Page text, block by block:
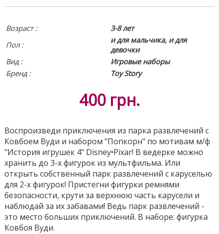
Возраст :
3-8 лет
Пол :
и для мальчика, и для
девочки
Вид :
Игровые наборы
Бренд :
Toy Story
400 грн.
Воспроизведи приключения из парка развлечений с
Ковбоем Вуди и набором "Попкорн" по мотивам м/ф
"История игрушек 4" Disney•Pixar! В ведерке можно
хранить до 3-х фигурок из мультфильма. Или
открыть собственный парк развлечений с каруселью
для 2-х фигурок! Пристегни фигурки ремнями
безопасности, крути за верхнюю часть карусели и
наблюдай за их забавами! Ведь парк развлечений -
это место больших приключений. В наборе: фигурка
Ковбоя Вуди.